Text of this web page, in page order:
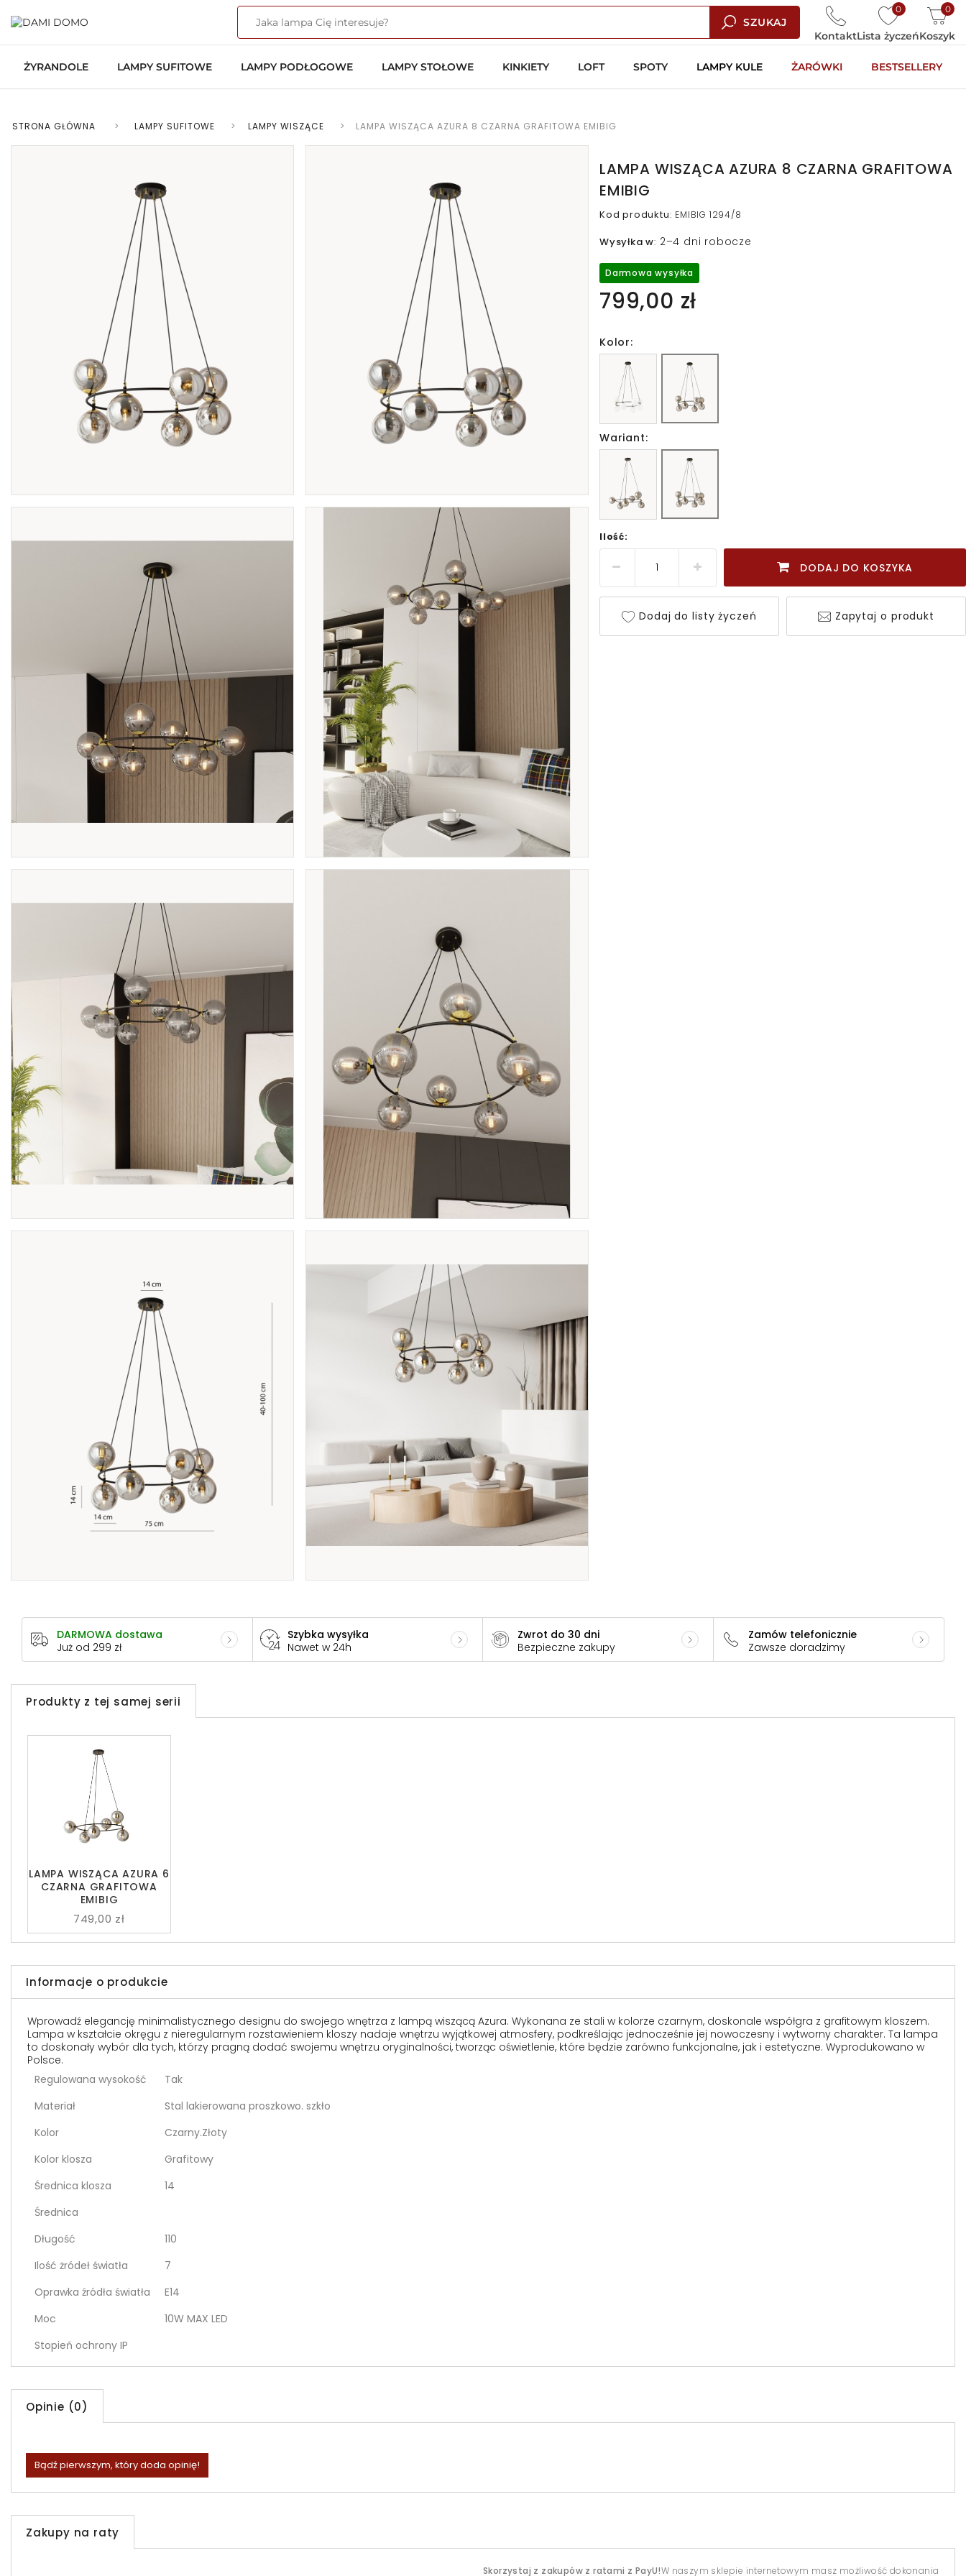
SZUKAJ
0
Lista życzeń
0
Koszyk
Kontakt
ŻYRANDOLE LAMPY SUFITOWE LAMPY PODŁOGOWE LAMPY STOŁOWE KINKIETY LOFT SPOTY LAMPY KULE ŻARÓWKI BESTSELLERY
STRONA GŁÓWNA > LAMPY SUFITOWE > LAMPY WISZĄCE > LAMPA WISZĄCA AZURA 8 CZARNA GRAFITOWA EMIBIG
LAMPA WISZĄCA AZURA 8 CZARNA GRAFITOWA
EMIBIG
Kod produktu: EMIBIG 1294/8
Wysyłka w: 2–4 dni robocze
Darmowa wysyłka
799,00 zł
Kolor:
Wariant:
Ilość:
DODAJ DO KOSZYKA
Dodaj do listy życzeń Zapytaj o produkt
DARMOWA dostawa
Już od 299 zł
Szybka wysyłka
Nawet w 24h
Zwrot do 30 dni
Bezpieczne zakupy
Zamów telefonicznie
Zawsze doradzimy
Produkty z tej samej serii
LAMPA WISZĄCA AZURA 6
CZARNA GRAFITOWA
EMIBIG
749,00 zł
Informacje o produkcie
Wprowadź elegancję minimalistycznego designu do swojego wnętrza z lampą wiszącą Azura. Wykonana ze stali w kolorze czarnym, doskonale współgra z grafitowym kloszem.
Lampa w kształcie okręgu z nieregularnym rozstawieniem kloszy nadaje wnętrzu wyjątkowej atmosfery, podkreślając jednocześnie jej nowoczesny i wytworny charakter. Ta lampa
to doskonały wybór dla tych, którzy pragną dodać swojemu wnętrzu oryginalności, tworząc oświetlenie, które będzie zarówno funkcjonalne, jak i estetyczne. Wyprodukowano w
Polsce.
Regulowana wysokość
Tak
Materiał
Stal lakierowana proszkowo. szkło
Kolor
Czarny.Złoty
Kolor klosza
Grafitowy
Średnica klosza
14
Średnica
Długość
110
Ilość żródeł światła
7
Oprawka źródła światła
E14
Moc
10W MAX LED
Stopień ochrony IP
Opinie (0)
Bądź pierwszym, który doda opinię!
Zakupy na raty
Skorzystaj z zakupów z ratami z PayU!W naszym sklepie internetowym masz możliwość dokonania